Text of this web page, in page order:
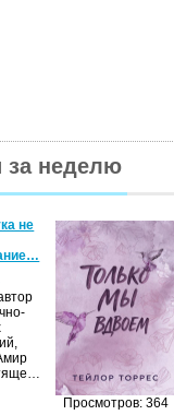
за неделю
не
Просмотров: 364